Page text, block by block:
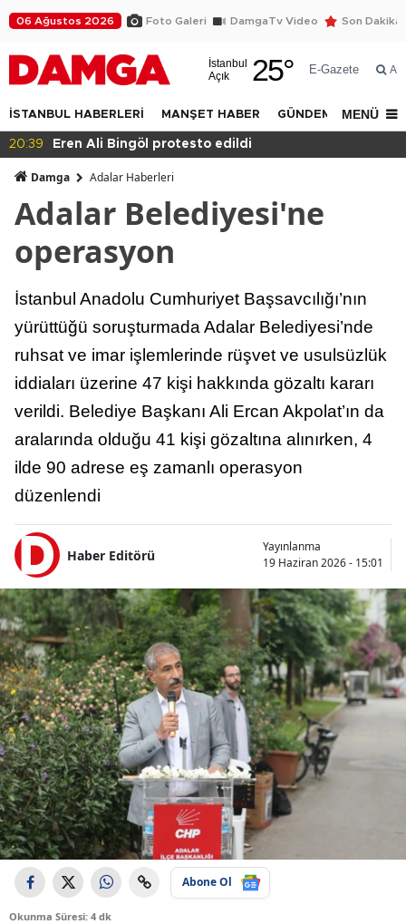
06 Ağustos 2026 Foto Galeri DamgaTv Video Son Dakika
İstanbul
Açık
25° E-Gazete Ara
İSTANBUL HABERLERİ MANŞET HABER GÜNDEM DÜNYA
MENÜ
20:36 Eğitimde haksızlık!
Damga Adalar Haberleri
Adalar Belediyesi'ne
operasyon
İstanbul Anadolu Cumhuriyet Başsavcılığı’nın
yürüttüğü soruşturmada Adalar Belediyesi’nde
ruhsat ve imar işlemlerinde rüşvet ve usulsüzlük
iddiaları üzerine 47 kişi hakkında gözaltı kararı
verildi. Belediye Başkanı Ali Ercan Akpolat’ın da
aralarında olduğu 41 kişi gözaltına alınırken, 4
ilde 90 adrese eş zamanlı operasyon
düzenlendi
Haber Editörü
Yayınlanma
19 Haziran 2026 - 15:01
Abone Ol
Okunma Süresi: 4 dk